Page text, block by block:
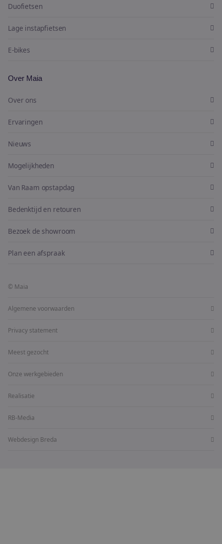
Duofietsen
Lage instapfietsen
E-bikes
Over Maia
Over ons
Ervaringen
Nieuws
Mogelijkheden
Van Raam opstapdag
Bedenktijd en retouren
Bezoek de showroom
Plan een afspraak
© Maia
Algemene voorwaarden
Privacy statement
Meest gezocht
Onze werkgebieden
Realisatie
RB-Media
Webdesign Breda